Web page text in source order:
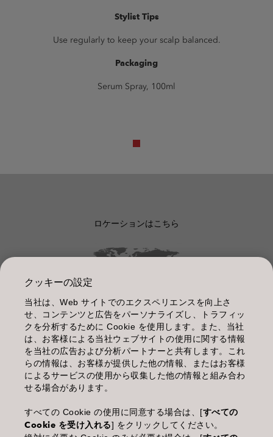
Stylist Tips
Use regularly to keep your scalp balanced.
Packaging
Serum Spray, 100ml
ロケーションはこちら
管理情報
利用規約
個人情報保護指針
化粧品等の使用上の注意
商品に関するお問い合わせ TEL.03-3660-7590
(土・日・休日を除く 9:00-12:00 / 13:00-17:00)
クッキーの設定
当社は、Web サイトでのエクスペリエンスを向上さ
せ、コンテンツと広告をパーソナライズし、トラフィッ
クを分析するために Cookie を使用します。また、当社
は、お客様による当社ウェブサイトの使用に関する情報
を当社の広告および分析パートナーと共有します。これ
らの情報は、お客様が提供した他の情報、またはお客様
によるサービスの使用から収集した他の情報と組み合わ
せる場合があります。
すべての Cookie の使用に同意する場合は、[すべての
Cookie を受け入れる] をクリックしてください。